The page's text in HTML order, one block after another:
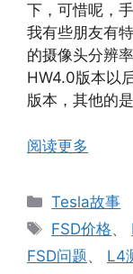
下，可惜呢，
我有些朋友有
的摄像头分辨
HW4.0版本以
版本，其他的
阅读更多
分
类
Tesla故事
标
签
FSD价格、
FSD问题、 L4